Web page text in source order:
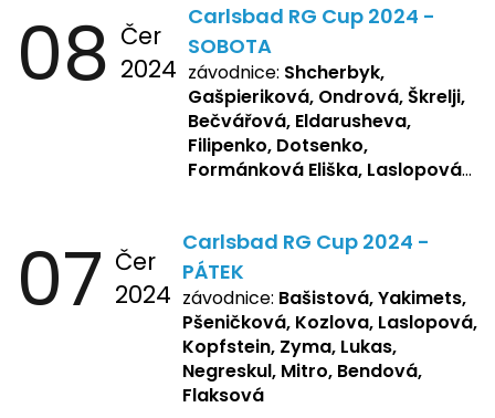
08 Čer
2024
Carlsbad RG Cup 2024 -
SOBOTA
závodnice: Shcherbyk,
Gašpieriková, Ondrová, Škrelji,
Bečvářová, Eldarusheva,
Filipenko, Dotsenko,
Formánková Eliška, Laslopová
Žbánková, Bašistová Beáta,
Yakimets, Pšeničková Vanesa,
Kozlova Nelly, Laslopová B.,
Kopfstein, Lukas, Negreskul ,
Mitro, Bendová, Flaksová
07 Čer
2024
Carlsbad RG Cup 2024 -
PÁTEK
závodnice: Bašistová, Yakimets,
Pšeničková, Kozlova, Laslopová,
Kopfstein, Zyma, Lukas,
Negreskul, Mitro, Bendová,
Flaksová